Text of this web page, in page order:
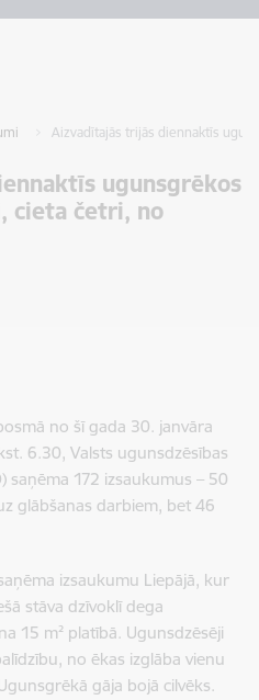
Aizvadītajās trijās diennaktīs
ugunsgrēkos
cieta četri, no
no šī gada 30. janvāra
6.30, Valsts ugunsdzēsības
saņēma 172 izsaukumus – 50
glābšanas darbiem, bet 46
izsaukumu Liepājā, kur
stāva dzīvoklī dega
15 m² platībā. Ugunsdzēsēji
no ēkas izglāba vienu
gāja bojā cilvēks.